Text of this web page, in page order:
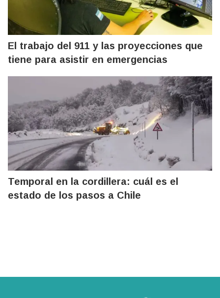
El trabajo del 911 y las proyecciones que
tiene para asistir en emergencias
Temporal en la cordillera: cuál es el
estado de los pasos a Chile